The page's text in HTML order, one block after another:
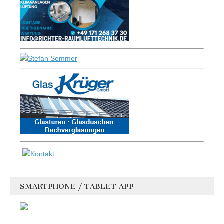
SMARTPHONE / TABLET APP